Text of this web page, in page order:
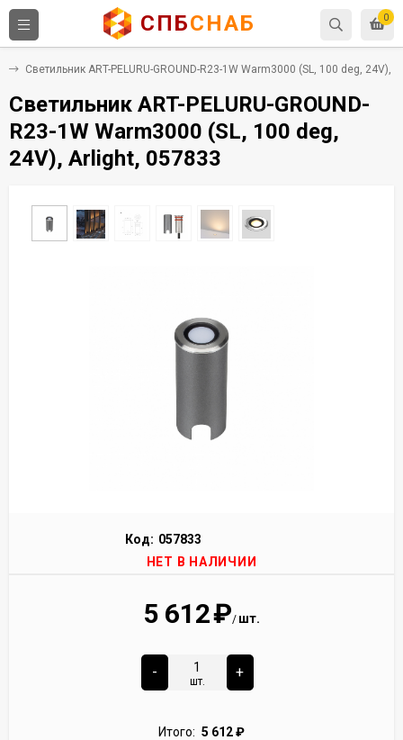
0
СПБСНАБ
Светильник ART-PELURU-GROUND-R23-1W Warm3000 (SL, 100 deg, 24V),
Светильник ART-PELURU-GROUND-
R23-1W Warm3000 (SL, 100 deg,
24V), Arlight, 057833
Код: 057833
НЕТ В НАЛИЧИИ
5 612₽/ шт.
-
шт.
+
Итого: 5 612₽